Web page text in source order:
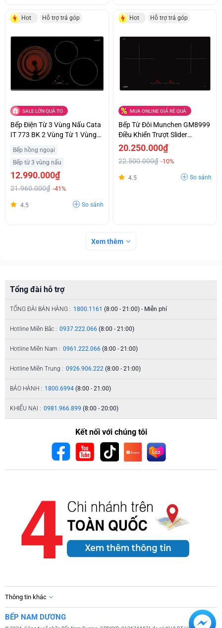
Hot Hỗ trợ trả góp
SALE LỚN QUÀ TO
Bếp Điện Từ 3 Vùng Nấu Cata
IT 773 BK 2 Vùng Từ 1 Vùng
Bếp hồng ngoại
Bếp từ 3 vùng nấu
12.990.000₫
21.960.000₫ -41%
4.5 So sánh
Hot Hỗ trợ trả góp
MUA ONLINE GIÁ RẺ QUÁ
Bếp Từ Đôi Munchen GM8999
Điều Khiển Trượt Slider
Control Siêu Ưu Đãi
20.250.000₫
22.500.000₫ -10%
4.5 So sánh
Xem thêm
Tổng đài hỗ trợ
TỔNG ĐÀI BÁN HÀNG : 1800.1161 (8:00 - 21:00) - Miễn phí
Hotline Miền Bắc : 0937.222.066 (8:00 - 21:00)
Hotline Miền Nam : 0961.222.066 (8:00 - 21:00)
Hotline Miền Trung : 0926.906.222 (8:00 - 21:00)
BẢO HÀNH : 1800.6994 (8:00 - 21:00)
KHIẾU NẠI : 0981.966.899 (8:00 - 20:00)
Kết nối với chúng tôi
Thông tin khác
BẾP NAM DƯƠNG